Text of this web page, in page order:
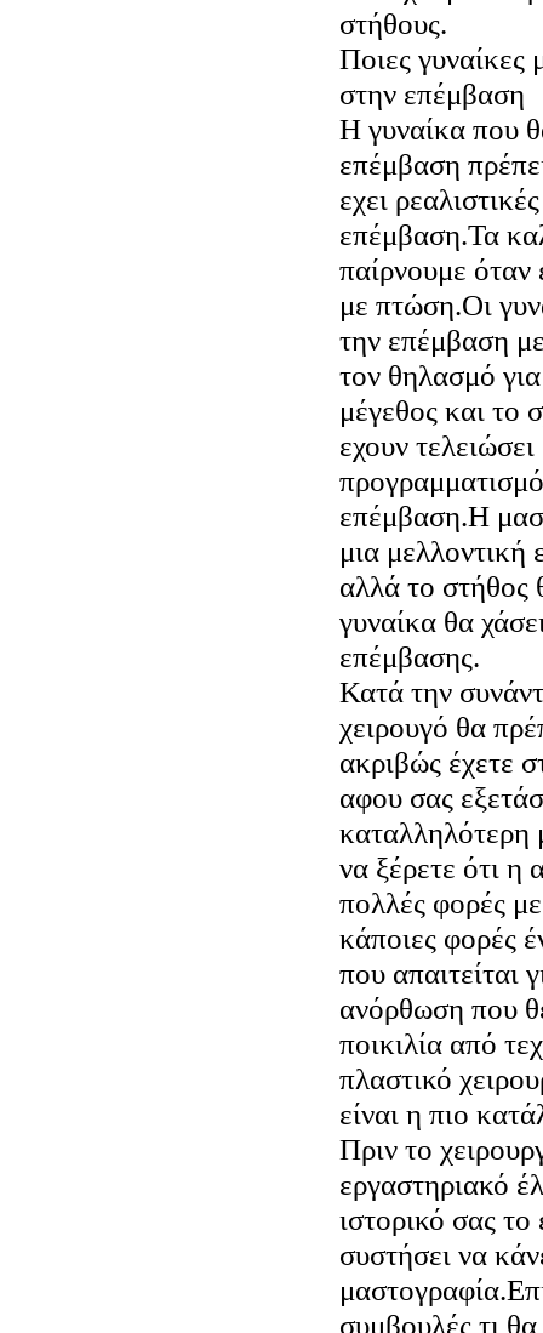
στήθους.
Ποιες
στην επέμβαση
Η γυναίκα που
επέμβαση
εχει
επέμβαση.Τα
παίρνουμε όταν
με πτώση.Οι
την επέμβαση
τον θηλασμό
μέγεθος και το
εχουν
επέμβαση.Η
μια
αλλά το στήθος
γυναίκα θα
επέμβασης.
Κατά την
χειρουγό θα
ακριβώς έχετε
αφου σας
καταλληλότερη
να ξέρετε ότι η
πολλές φορές
κάποιες φορές
που απαιτείται
ανόρθωση που
ποικιλία από
πλαστικό
είναι η πιο
Πριν το
εργαστηριακό
ιστορικό σας το
συστήσει να
συμβουλές τι